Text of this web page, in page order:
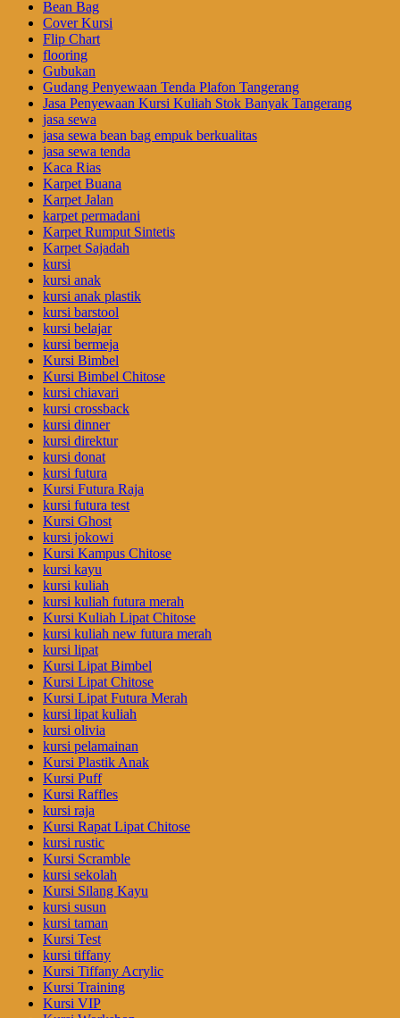
Bean Bag
Cover Kursi
Flip Chart
flooring
Gubukan
Gudang Penyewaan Tenda Plafon Tangerang
Jasa Penyewaan Kursi Kuliah Stok Banyak Tangerang
jasa sewa
jasa sewa bean bag empuk berkualitas
jasa sewa tenda
Kaca Rias
Karpet Buana
Karpet Jalan
karpet permadani
Karpet Rumput Sintetis
Karpet Sajadah
kursi
kursi anak
kursi anak plastik
kursi barstool
kursi belajar
kursi bermeja
Kursi Bimbel
Kursi Bimbel Chitose
kursi chiavari
kursi crossback
kursi dinner
kursi direktur
kursi donat
kursi futura
Kursi Futura Raja
kursi futura test
Kursi Ghost
kursi jokowi
Kursi Kampus Chitose
kursi kayu
kursi kuliah
kursi kuliah futura merah
Kursi Kuliah Lipat Chitose
kursi kuliah new futura merah
kursi lipat
Kursi Lipat Bimbel
Kursi Lipat Chitose
Kursi Lipat Futura Merah
kursi lipat kuliah
kursi olivia
kursi pelamainan
Kursi Plastik Anak
Kursi Puff
Kursi Raffles
kursi raja
Kursi Rapat Lipat Chitose
kursi rustic
Kursi Scramble
kursi sekolah
Kursi Silang Kayu
kursi susun
kursi taman
Kursi Test
kursi tiffany
Kursi Tiffany Acrylic
Kursi Training
Kursi VIP